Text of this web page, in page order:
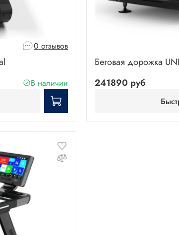
0 отзывов
В наличии
Беговая дорожка
241890 руб